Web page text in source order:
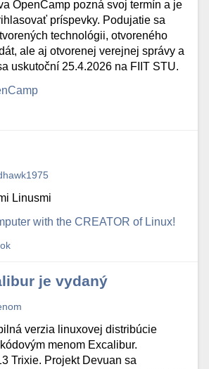
OpenCamp pozná svoj termín a je
príspevky. Podujatie sa
technológii, otvoreného
ale aj otvorenej verejnej správy a
uskutoční 25.4.2026 na FIIT STU.
Linusmi
with the CREATOR of Linux!
je vydaný
verzia linuxovej distribúcie
menom Excalibur.
Trixie. Projekt Devuan sa